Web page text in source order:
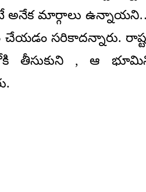
అనేక మార్గాలు
సరికాదన్నారు.
తీసుకుని , ఆ